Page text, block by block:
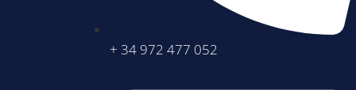
+ 34 972 477 052